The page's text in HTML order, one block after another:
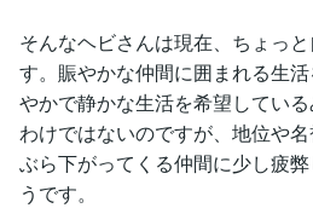
そんなヘビさんは現在、ちょっ
す。賑やかな仲間に囲まれる生
やかで静かな生活を希望してい
わけではないのですが、地位や
ぶら下がってくる仲間に少し疲
うです。